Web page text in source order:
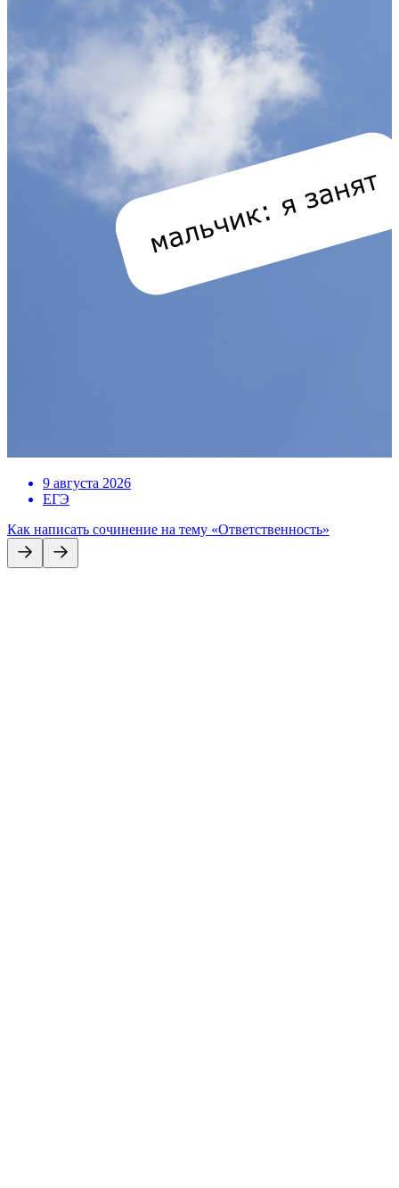
9 августа 2026
ЕГЭ
Как написать сочинение на тему «Ответственность»